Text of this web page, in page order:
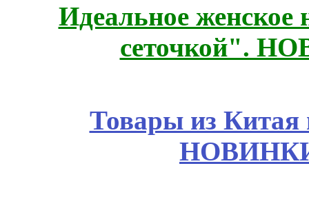
Идеальное женское
сеточкой".
Товары из Китая